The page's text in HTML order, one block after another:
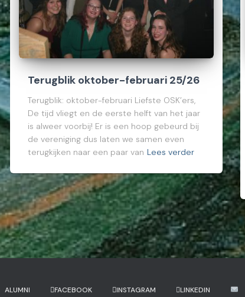
Terugblik oktober-februari 25/26
Terugblik: oktober-februari Liefste OSK’ers,
De tijd vliegt en de eerste helft van het jaar
is alweer voorbij! Er is een hoop gebeurd bij
de vereniging dus laten we samen even
terugkijken naar een paar van Lees verder
ALUMNI FACEBOOK INSTAGRAM LINKEDIN